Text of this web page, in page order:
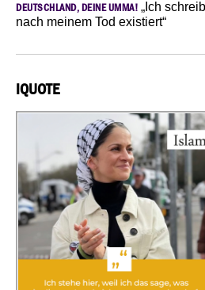
DEUTSCHLAND, DEINE UMMA! „Ich
nach meinem Tod existiert“
IQUOTE